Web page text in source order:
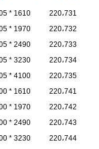
220،731 1610 * 305 * 110
220،732
1970 * 305 * 110
220،733
2490 * 305 * 110
220،734
3230 * 305 * 110
220،735
4100 * 305 * 110
220،741
1610 * 400 * 110
220،742
1970 * 400 * 110
220،743
2490 * 400 * 110
220،744
3230 * 400 * 110